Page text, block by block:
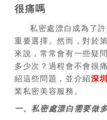
很痛嗎
私密處漂白成為了
重要選擇。然而，對於
來說，常常會有一些疑
多少次？過程會不會很
紹這些問題，並介紹深
業私密美容服務。
一、私密處漂白需要做